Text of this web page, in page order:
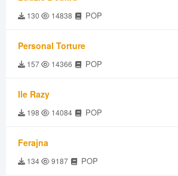
130 14838 POP
Personal Torture
157 14366 POP
Ile Razy
198 14084 POP
Ferajna
134 9187 POP